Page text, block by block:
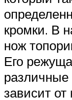
кромки. В
нож
Его
зависит от